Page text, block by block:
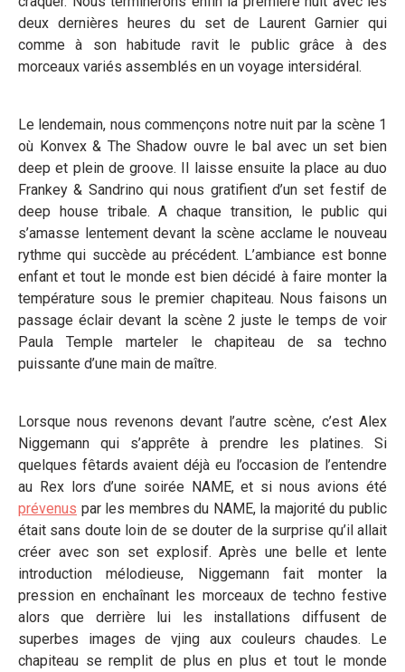
deux dernières heures du set de Laurent Garnier qui
comme à son habitude ravit le public grâce à des
morceaux variés assemblés en un voyage intersidéral.
Le lendemain, nous commençons notre nuit par la scène 1
où Konvex & The Shadow ouvre le bal avec un set bien
deep et plein de groove. Il laisse ensuite la place au duo
Frankey & Sandrino qui nous gratifient d’un set festif de
deep house tribale. A chaque transition, le public qui
s’amasse lentement devant la scène acclame le nouveau
rythme qui succède au précédent. L’ambiance est bonne
enfant et tout le monde est bien décidé à faire monter la
température sous le premier chapiteau. Nous faisons un
passage éclair devant la scène 2 juste le temps de voir
Paula Temple marteler le chapiteau de sa techno
puissante d’une main de maître.
Lorsque nous revenons devant l’autre scène, c’est Alex
Niggemann qui s’apprête à prendre les platines. Si
quelques fêtards avaient déjà eu l’occasion de l’entendre
au Rex lors d’une soirée NAME, et si nous avions été
prévenus par les membres du NAME, la majorité du public
était sans doute loin de se douter de la surprise qu’il allait
créer avec son set explosif. Après une belle et lente
introduction mélodieuse, Niggemann fait monter la
pression en enchaînant les morceaux de techno festive
alors que derrière lui les installations diffusent de
superbes images de vjing aux couleurs chaudes. Le
chapiteau se remplit de plus en plus et tout le monde